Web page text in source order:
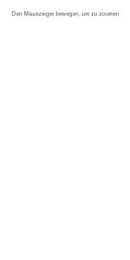
Den Mauszeiger bewegen, um zu zoomen